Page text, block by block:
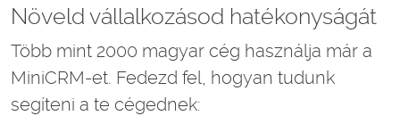
Növeld vállalkozásod hatékonyságát
Több mint 2000 magyar cég használja már a
MiniCRM-et. Fedezd fel, hogyan tudunk
segíteni a te cégednek: